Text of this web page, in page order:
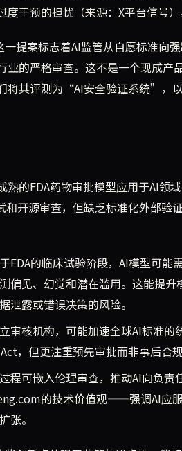
度干预的担忧（来源：X平台信号
提案标志着AI监管从自愿标准向
业的严格审查。这不是一个现成产
将其评测为“AI安全验证系统”，
熟的FDA药物审批模型应用于AI领
和开源审查，但缺乏标准化外部验
FDA的临床试验阶段，AI模型可能
偏见、幻觉和潜在滥用。这能提升
泄露或错误决策的风险。
审核机构，可能加速全球AI标准的
，但更注重预先审批而非事后合
程可嵌入伦理审查，推动AI向负责
的技术价值观——强调AI应
张。